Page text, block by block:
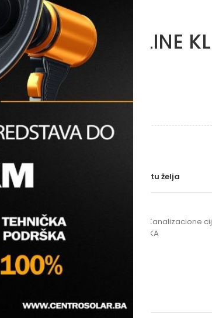
PEŠTAN S-LINE
Molimo vas prijavite se
BRAND
DIMENZIJE
Dodaj na listu želja
Kategorije:
Kanalizacione
Oznake:
SPOJKA